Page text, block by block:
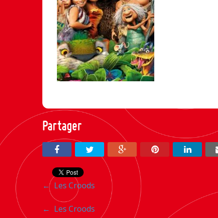
Partager
Navigation
entre
←Les Croods
Navigation
← Les Croods